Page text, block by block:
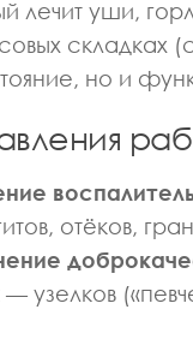
лечит уши,
складках
но и
отёков,
— узелков